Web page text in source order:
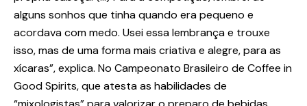
alguns sonhos que tinha quando era pequeno e
acordava com medo. Usei essa lembrança e trouxe
isso, mas de uma forma mais criativa e alegre, para as
xícaras”, explica. No Campeonato Brasileiro de Coffee in
Good Spirits, que atesta as habilidades de